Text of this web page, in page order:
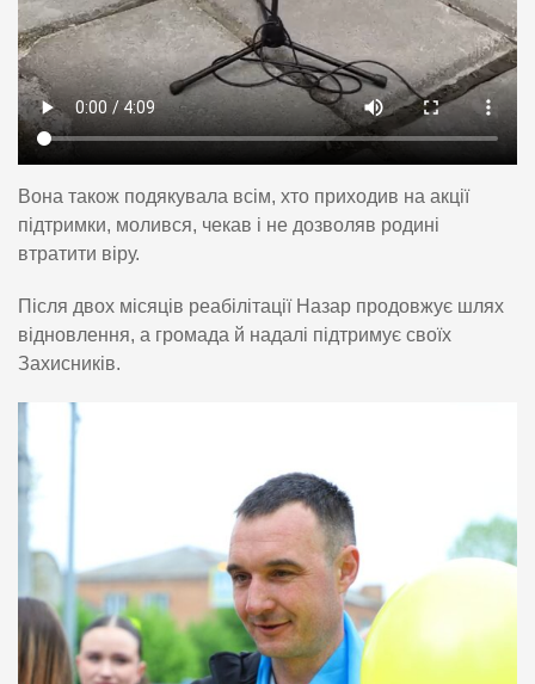
Вона також подякувала всім, хто приходив на акції
підтримки, молився, чекав і не дозволяв родині
втратити віру.
Після двох місяців реабілітації Назар продовжує шлях
відновлення, а громада й надалі підтримує своїх
Захисників.